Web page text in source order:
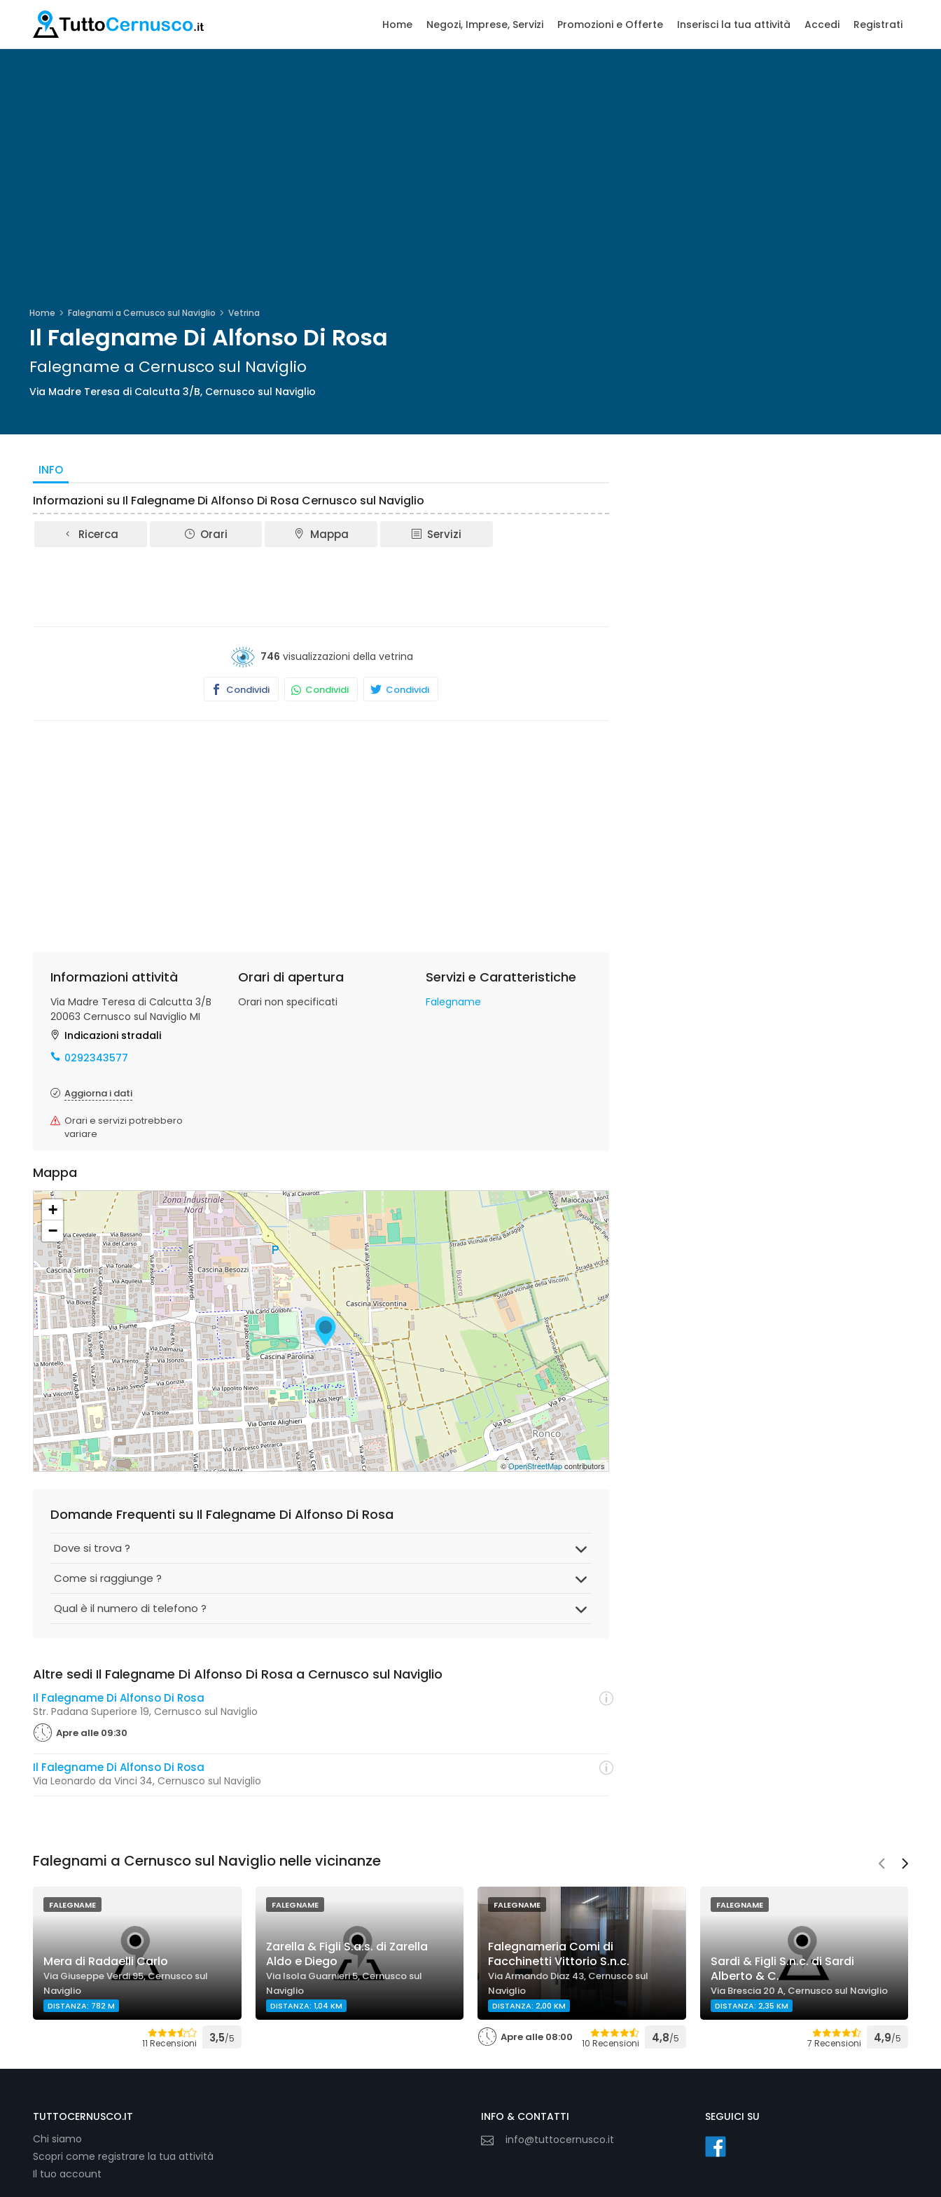
Home Negozi, Imprese, Servizi Promozioni e Offerte Inserisci la tua attività Accedi Registrati
Home Falegnami a Cernusco sul Naviglio Vetrina
Il Falegname Di Alfonso Di Rosa
Falegname a Cernusco sul Naviglio
Via Madre Teresa di Calcutta 3/B, Cernusco sul Naviglio
INFO
Informazioni su Il Falegname Di Alfonso Di Rosa Cernusco sul Naviglio
Ricerca Orari Mappa Servizi
746 visualizzazioni della vetrina
Condividi Condividi Condividi
Informazioni attività
Via Madre Teresa di Calcutta 3/B
20063 Cernusco sul Naviglio MI
Indicazioni stradali
0292343577
Aggiorna i dati
Orari e servizi potrebbero
variare
Orari di apertura
Orari non specificati
Servizi e Caratteristiche
Falegname
Mappa
+
−
©OpenStreetMapcontributors
Domande Frequenti su Il Falegname Di Alfonso Di Rosa
Dove si trova ?
Come si raggiunge ?
Qual è il numero di telefono ?
Altre sedi Il Falegname Di Alfonso Di Rosa a Cernusco sul Naviglio
Il Falegname Di Alfonso Di Rosa
Str. Padana Superiore 19, Cernusco sul Naviglio
Apre alle 09:30
Il Falegname Di Alfonso Di Rosa
Via Leonardo da Vinci 34, Cernusco sul Naviglio
Falegnami a Cernusco sul Naviglio nelle vicinanze
FALEGNAME
Mera di Radaelli Carlo
Via Giuseppe Verdi 95, Cernusco sul
Naviglio
DISTANZA: 782 M
11 Recensioni 3,5/5
FALEGNAME
Zarella & Figli S.a.s. di Zarella
Aldo e Diego
Via Isola Guarnieri 5, Cernusco sul
Naviglio
DISTANZA: 1,04 KM
FALEGNAME
Falegnameria Comi di
Facchinetti Vittorio S.n.c.
Via Armando Diaz 43, Cernusco sul
Naviglio
DISTANZA: 2,00 KM
Apre alle 08:00 10 Recensioni 4,8/5
FALEGNAME
Sardi & Figli S.n.c. di Sardi
Alberto & C.
Via Brescia 20 A, Cernusco sul Naviglio
DISTANZA: 2,35 KM
7 Recensioni 4,9/5
TUTTOCERNUSCO.IT
Chi siamo
Scopri come registrare la tua attività
Il tuo account
INFO & CONTATTI
info@tuttocernusco.it
SEGUICI SU